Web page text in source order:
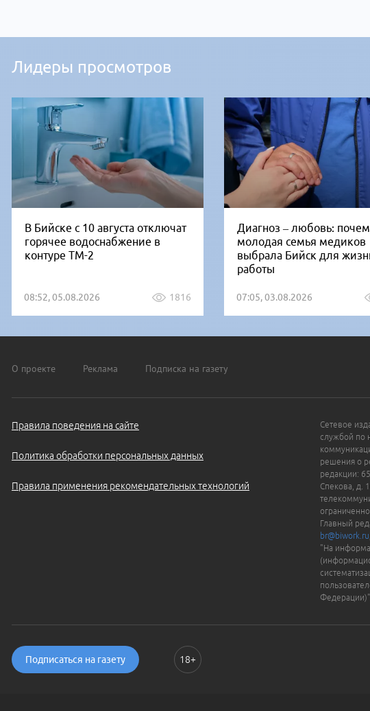
Лидеры просмотров
В Бийске с 10 августа отключат
горячее водоснабжение в
контуре ТМ-2
08:52, 05.08.2026 1816
Диагноз – любовь:
молодая семья медиков
выбрала Бийск для
работы
07:05, 03.08.2026
О проекте Реклама Подписка на газету
Правила поведения на сайте
Политика обработки персональных данных
Правила применения рекомендательных технологий
Сетевое
службой по
решения о
редакции:
Спекова, д.
Главный
br@biwork.ru
"На
Федерации)".
Подписаться на газету 18+